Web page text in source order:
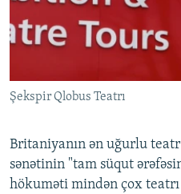
KARIKATURA
İSLAM VƏ DEMOKRATIYA
PEŞƏ ETIKASI VƏ JURNALISTIKA
AZADLIQRADIOSU MOBIL
XƏBƏR BÜLLETENLƏRIMIZ
BIZI IZLƏ
RFE/RL-in bütün saytları
Şekspir Qlobus Teatrı
Britaniyanın ən uğurlu
sənətinin "tam süqut
hökuməti mindən çox